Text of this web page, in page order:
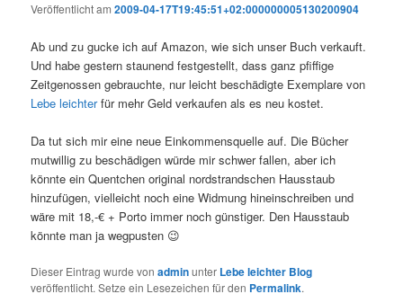
Veröffentlicht am2009-04-17T19:45:51+02:000000005130200904
Ab und zu gucke ich auf Amazon, wie sich unser Buch verkauft.
Und habe gestern staunend festgestellt, dass ganz pfiffige
Zeitgenossen gebrauchte, nur leicht beschädigte Exemplare von
Lebe leichterfür mehr Geld verkaufen als es neu kostet.
Da tut sich mir eine neue Einkommensquelle auf. Die Bücher
mutwillig zu beschädigen würde mir schwer fallen, aber ich
könnte ein Quentchen original nordstrandschen Hausstaub
hinzufügen, vielleicht noch eine Widmung hineinschreiben und
wäre mit 18,-€ + Porto immer noch günstiger. Den Hausstaub
könnte man ja wegpusten 😉
Dieser Eintrag wurde vonadminunter Lebe leichter Blog
veröffentlicht. Setze ein Lesezeichen für den Permalink.